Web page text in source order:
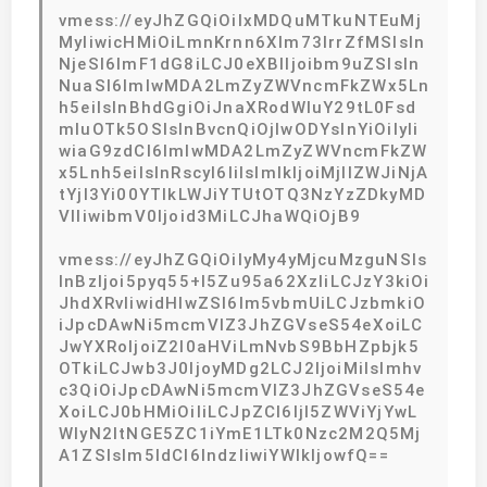
vmess://eyJhZGQiOiIxMDQuMTkuNTEuMj
MyIiwicHMiOiLmnKrnn6Xlm73lrrZfMSIsIn
NjeSI6ImF1dG8iLCJ0eXBlIjoibm9uZSIsIn
NuaSI6ImlwMDA2LmZyZWVncmFkZWx5Ln
h5eiIsInBhdGgiOiJnaXRodWIuY29tL0Fsd
mluOTk5OSIsInBvcnQiOjIwODYsInYiOiIyIi
wiaG9zdCI6ImlwMDA2LmZyZWVncmFkZW
x5Lnh5eiIsInRscyI6IiIsImlkIjoiMjllZWJiNjA
tYjI3Yi00YTlkLWJiYTUtOTQ3NzYzZDkyMD
VlIiwibmV0Ijoid3MiLCJhaWQiOjB9
vmess://eyJhZGQiOiIyMy4yMjcuMzguNSIs
InBzIjoi5pyq55+l5Zu95a62XzIiLCJzY3kiOi
JhdXRvIiwidHlwZSI6Im5vbmUiLCJzbmkiO
iJpcDAwNi5mcmVlZ3JhZGVseS54eXoiLC
JwYXRoIjoiZ2l0aHViLmNvbS9BbHZpbjk5
OTkiLCJwb3J0IjoyMDg2LCJ2IjoiMiIsImhv
c3QiOiJpcDAwNi5mcmVlZ3JhZGVseS54e
XoiLCJ0bHMiOiIiLCJpZCI6IjI5ZWViYjYwL
WIyN2ItNGE5ZC1iYmE1LTk0Nzc2M2Q5Mj
A1ZSIsIm5ldCI6IndzIiwiYWlkIjowfQ==